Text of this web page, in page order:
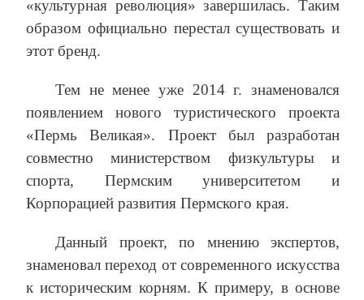
«культурная революция» завершилась. Таким
образом официально перестал существовать и
этот бренд.
Тем не менее уже 2014 г. знаменовался
появлением нового туристического проекта
«Пермь Великая». Проект был разработан
совместно министерством физкультуры и
спорта, Пермским университетом и
Корпорацией развития Пермского края.
Данный проект, по мнению экспертов,
знаменовал переход от современного искусства
к историческим корням. К примеру, в основе